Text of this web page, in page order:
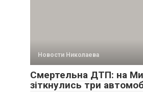
Новости Николаева
Смертельна ДТП: на
зіткнулись три